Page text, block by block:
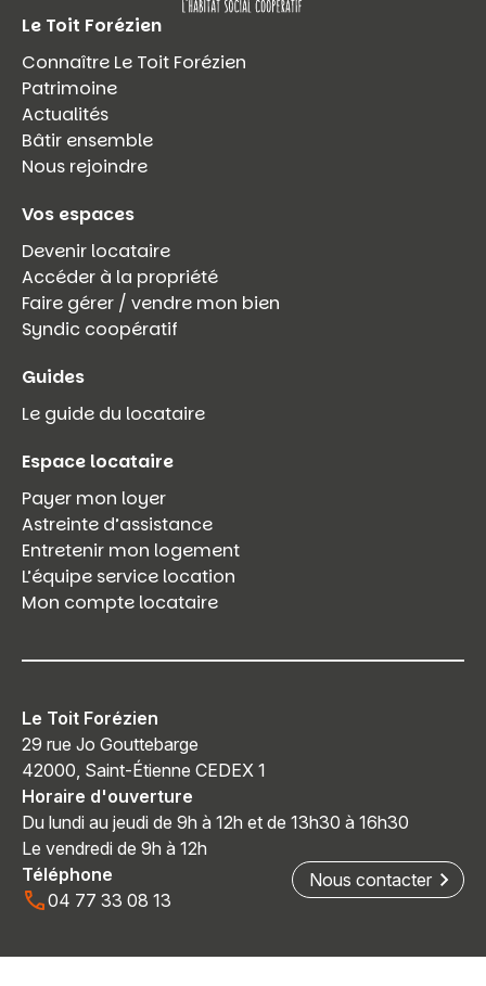
Le Toit Forézien
Connaître Le Toit Forézien
Patrimoine
Actualités
Bâtir ensemble
Nous rejoindre
Vos espaces
Devenir locataire
Accéder à la propriété
Faire gérer / vendre mon bien
Syndic coopératif
Guides
Le guide du locataire
Espace locataire
Payer mon loyer
Astreinte d’assistance
Entretenir mon logement
L’équipe service location
Mon compte locataire
Le Toit Forézien
29 rue Jo Gouttebarge
42000, Saint-Étienne CEDEX 1
Horaire d'ouverture
Du lundi au jeudi de 9h à 12h et de 13h30 à 16h30
Le vendredi de 9h à 12h
Téléphone
04 77 33 08 13
Nous contacter